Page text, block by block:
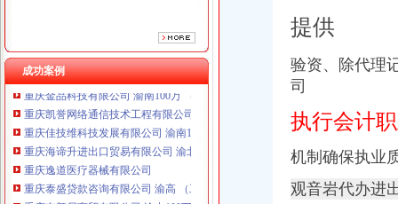
成功案例
重庆欧氏科技发展有限公司 渝九50万 （进出口权）
重庆市明诚塑料制品有限责任公司 渝高100万 （进出口权）
重庆金品科技有限公司 渝南100万 （进出口权）
重庆凯誉网络通信技术工程有限公司 渝中300万 （工商变更）
重庆佳技维科技发展有限公司 渝南100万 （进出口权）
重庆海谛升进出口贸易有限公司 渝北100万 （进出口权）
重庆逸道医疗器械有限公司
重庆泰盛贷款咨询有限公司 渝高 （工商注册）
重庆奎颜尼商贸有限公司 渝中100万 （工商注册）
提供
验资、除代理
司
执行会计
机制确保执业
观音岩代办进